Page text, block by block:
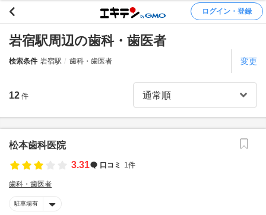
ログイン・登録
岩宿駅周辺の歯科・歯医者
検索条件 岩宿駅 歯科・歯医者 変更
12 件
松本歯科医院
3.31
口コミ 1件
歯科・歯医者
駐車場有